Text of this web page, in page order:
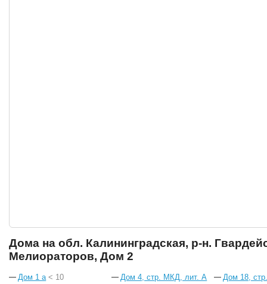
Дома на обл. Калининградская, р-н.
Мелиораторов, Дом 2
Дом 1 а< 10
Дом 4, стр. МКД, лит. А
Дом 18,